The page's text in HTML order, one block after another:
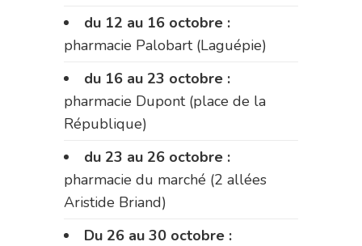
du 12 au 16 octobre :
pharmacie Palobart (Laguépie)
du 16 au 23 octobre :
pharmacie Dupont (place de la
République)
du 23 au 26 octobre :
pharmacie du marché (2 allées
Aristide Briand)
Du 26 au 30 octobre :